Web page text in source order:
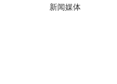
新闻媒体